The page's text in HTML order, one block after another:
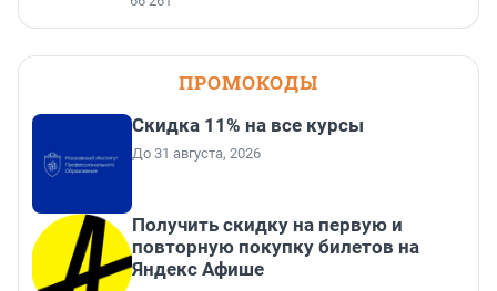
ПРОМОКОДЫ
Скидка 11% на все курсы
До 31 августа, 2026
Получить скидку на первую и
повторную покупку билетов на
Яндекс Афише